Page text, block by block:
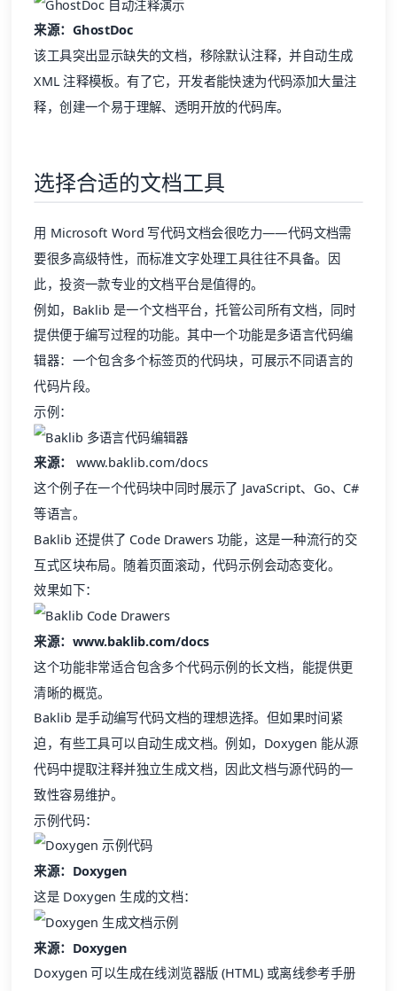
该工具突出显示缺失的文档，移除默认注释，并自动生成
XML 注释模板。有了它，开发者能快速为代码添加大量注
释，创建一个易于理解、透明开放的代码库。
用 Microsoft Word 写代码文档会很吃力——代码文档需
此，投资一款专业的文档平台是值得的。
例如，Baklib是一个文档平台，托管公司所有文档，同时
提供便于编写过程的功能。其中一个功能是多语言代码编
辑器：一个包含多个标签页的代码块，可展示不同语言的
代码片段。
示例：
来源：
这个例子在一个代码块中同时展示了 JavaScript、Go、C#
等语言。
Baklib 还提供了 Code Drawers 功能，这是一种流行的交
互式区块布局。随着页面滚动，代码示例会动态变化。
效果如下：
来源：www.baklib.com/docs
这个功能非常适合包含多个代码示例的长文档，能提供更
清晰的概览。
Baklib 是手动编写代码文档的理想选择。但如果时间紧
迫，有些工具可以自动生成文档。例如，Doxygen 能从源
代码中提取注释并独立生成文档，因此文档与源代码的一
致性容易维护。
示例代码：
来源：Doxygen
这是 Doxygen 生成的文档：
来源：Doxygen
Doxygen 可以生成在线浏览器版 (HTML) 或离线参考手册
(LaTeX)。上图中展示的是在线浏览版。
## 边写代码边文档